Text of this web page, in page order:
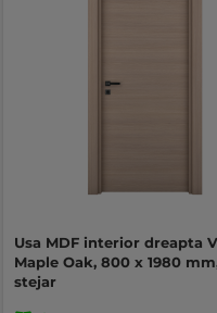
Usa MDF interior dreapta
Maple Oak, 800 x 1980
stejar